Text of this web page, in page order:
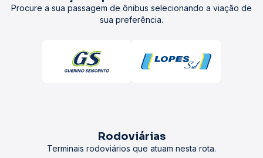
Procure a sua passagem de ônibus selecionando a viação de
sua preferência.
Rodoviárias
Terminais rodoviários que atuam nesta rota.